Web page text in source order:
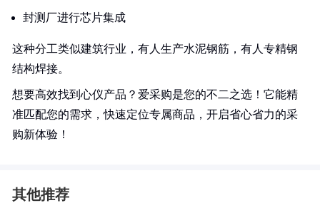
封测厂进行芯片集成
这种分工类似建筑行业，有人生产水泥钢筋，有人专精钢
结构焊接。
想要高效找到心仪产品？爱采购是您的不二之选！它能精
准匹配您的需求，快速定位专属商品，开启省心省力的采
购新体验！
其他推荐